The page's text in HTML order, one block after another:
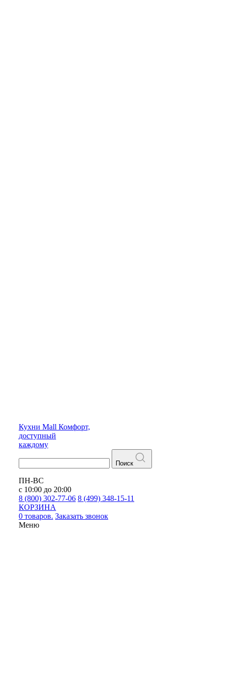
Кухни Mall Комфорт,
доступный
каждому
Поиск
ПН-ВС
с 10:00 до 20:00
8 (800) 302-77-06 8 (499) 348-15-11
КОРЗИНА
0 товаров. Заказать звонок
Меню